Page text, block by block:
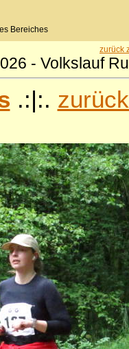
Bereiches
zurück
- Volkslauf
.:|:.